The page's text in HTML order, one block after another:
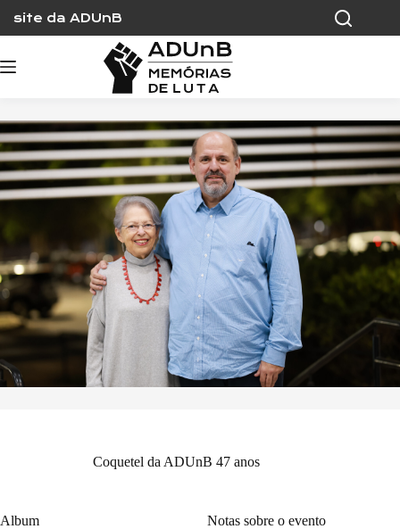
content
site da ADUnB
Coquetel da ADUnB 47 anos
Album Notas sobre o evento